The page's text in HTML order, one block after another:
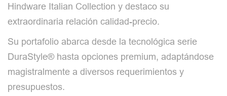
Hindware Italian Collection y destaco su
extraordinaria relación calidad-precio.
Su portafolio abarca desde la tecnológica serie
DuraStyle® hasta opciones premium, adaptándose
magistralmente a diversos requerimientos y
presupuestos.